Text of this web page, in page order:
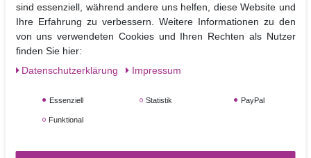
Zahlungsarten
Versandkosten
Kontakt
sind essenziell, während andere uns helfen, diese Website und
Ihre Erfahrung zu verbessern. Weitere Informationen zu den
von uns verwendeten Cookies und Ihren Rechten als Nutzer
finden Sie hier:
Daten­schutz­erklärung
Impressum
Essenziell Statistik PayPal
Funktional